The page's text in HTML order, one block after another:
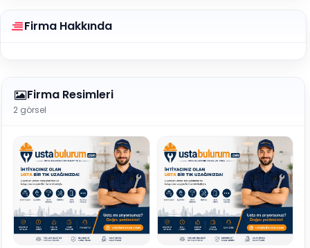
Firma Hakkında
Firma Resimleri
2 görsel